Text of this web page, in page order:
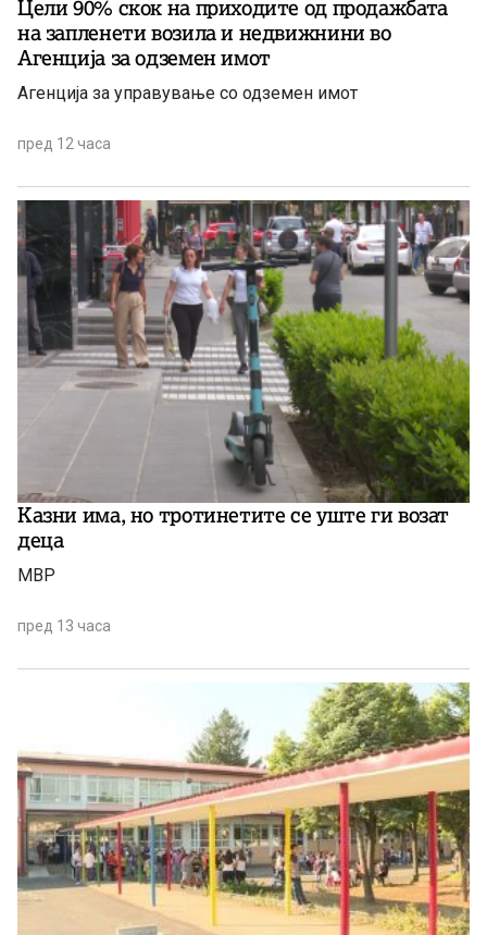
Цели 90% скок на приходите од продажбата
на запленети возила и недвижнини во
Агенција за одземен имот
Агенција за управување со одземен имот
пред 12 часа
Казни има, но тротинетите се уште ги возат
деца
МВР
пред 13 часа